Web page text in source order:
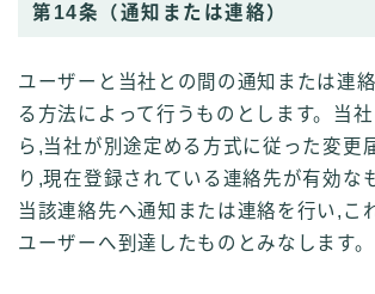
第14条（通知または連絡）
ユーザーと当社との間の通知または連
る方法によって行うものとします。当
ら,当社が別途定める方式に従った変更
り,現在登録されている連絡先が有効な
当該連絡先へ通知または連絡を行い,こ
ユーザーへ到達したものとみなします。